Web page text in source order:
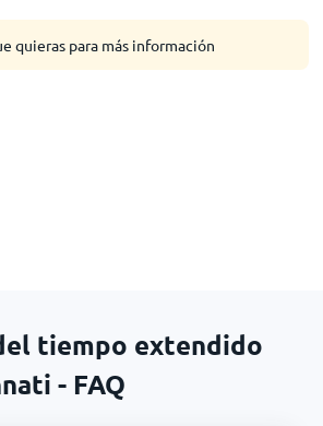
quieras para más información
tiempo extendido
- FAQ